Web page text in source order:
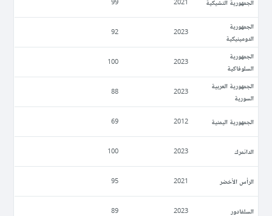
الجمهورية التشيكية 2021
99
الجمهورية
الدومينيكية
2023
92
الجمهورية
السلوفاكية
2023
100
الجمهورية العربية
السورية
2023
88
الجمهورية اليمنية 2012
69
الدانمرك 2023
100
الرأس الأخضر 2021
95
السلفادور 2023
89